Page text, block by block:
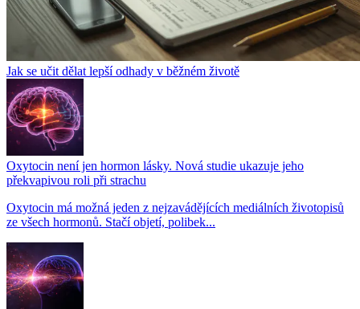
Jak se učit dělat lepší odhady v běžném životě
Oxytocin není jen hormon lásky. Nová studie ukazuje jeho
překvapivou roli při strachu
Oxytocin má možná jeden z nejzavádějících mediálních životopisů
ze všech hormonů. Stačí objetí, polibek...